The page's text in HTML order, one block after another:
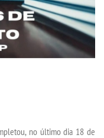
no último dia 18 de